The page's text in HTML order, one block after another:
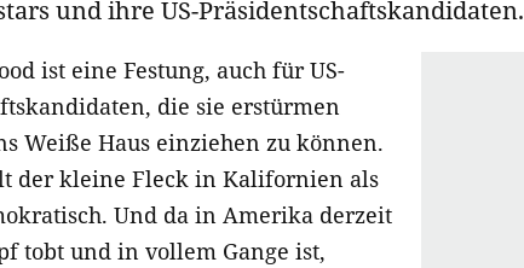
und ihre US-Präsidentschaftskandidaten.
ist eine Festung, auch für US-
die sie erstürmen
Weiße Haus einziehen zu können.
der kleine Fleck in Kalifornien als
Und da in Amerika derzeit
tobt und in vollem Gange ist,